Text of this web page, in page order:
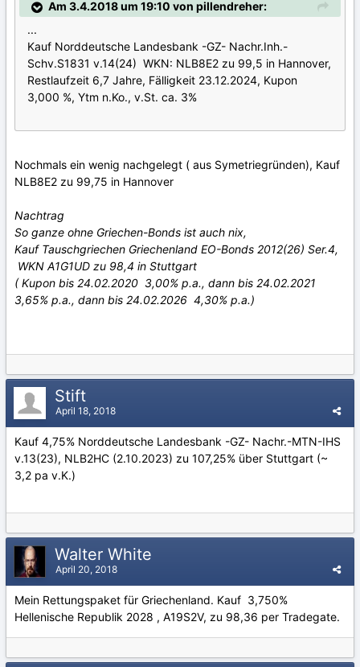
Am 3.4.2018 um 19:10 von pillendreher:
...
Kauf Norddeutsche Landesbank -GZ- Nachr.Inh.-
Schv.S1831 v.14(24) WKN: NLB8E2 zu 99,5 in Hannover,
Restlaufzeit 6,7 Jahre, Fälligkeit 23.12.2024, Kupon
3,000 %, Ytm n.Ko., v.St. ca. 3%
Nochmals ein wenig nachgelegt ( aus Symetriegründen), Kauf
NLB8E2 zu 99,75 in Hannover
Nachtrag
So ganze ohne Griechen-Bonds ist auch nix,
Kauf Tauschgriechen Griechenland EO-Bonds 2012(26) Ser.4,
WKN A1G1UD zu 98,4 in Stuttgart
( Kupon bis 24.02.2020 3,00% p.a., dann bis 24.02.2021
3,65% p.a., dann bis 24.02.2026 4,30% p.a.)
Stift
April 18, 2018
Kauf 4,75% Norddeutsche Landesbank -GZ- Nachr.-MTN-IHS
v.13(23), NLB2HC (2.10.2023) zu 107,25% über Stuttgart (~
3,2 pa v.K.)
Walter White
April 20, 2018
Mein Rettungspaket für Griechenland. Kauf 3,750%
Hellenische Republik 2028 , A19S2V, zu 98,36 per Tradegate.